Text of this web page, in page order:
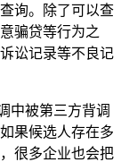
询。除了可以查
骗贷等行为之
讼记录等不良记
中被第三方背调
果候选人存在多
很多企业也会把